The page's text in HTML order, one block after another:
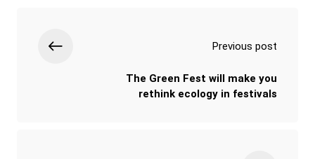
Previous post
The Green Fest will make you
rethink ecology in festivals